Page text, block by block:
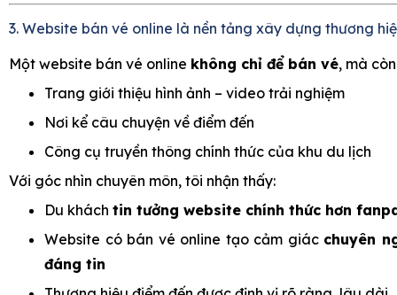
3. Website bán vé online là nền tảng xây dựng thương
Một website bán vé online không chỉ để bán vé, mà
Trang giới thiệu hình ảnh – video trải nghiệm
Nơi kể câu chuyện về điểm đến
Công cụ truyền thông chính thức của khu du lịch
Với góc nhìn chuyên môn, tôi nhận thấy:
Du khách tin tưởng website chính thức hơn
Website có bán vé online tạo cảm giác chuyên
đáng tin